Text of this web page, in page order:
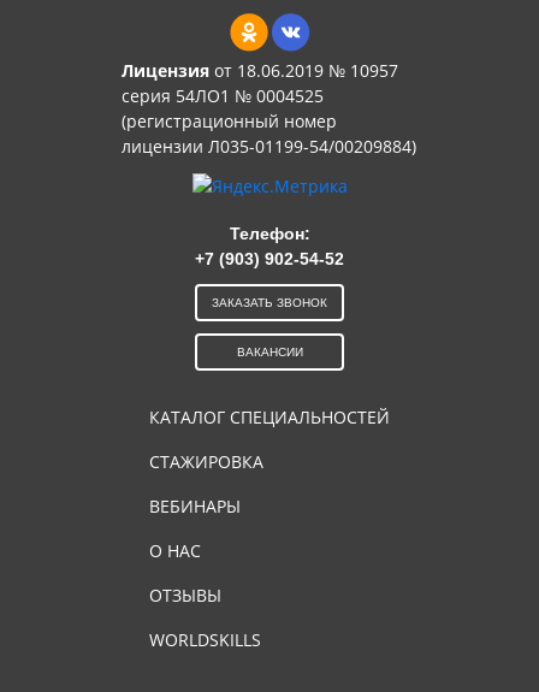
Лицензияот 18.06.2019 № 10957
серия 54ЛО1 № 0004525
(регистрационный номер
лицензии Л035-01199-54/00209884)
КАТАЛОГ СПЕЦИАЛЬНОСТЕЙ
СТАЖИРОВКА
ВЕБИНАРЫ
О НАС
ОТЗЫВЫ
WORLDSKILLS
Телефон:
+7 (903) 902-54-52
ЗАКАЗАТЬ ЗВОНОК
ВАКАНСИИ